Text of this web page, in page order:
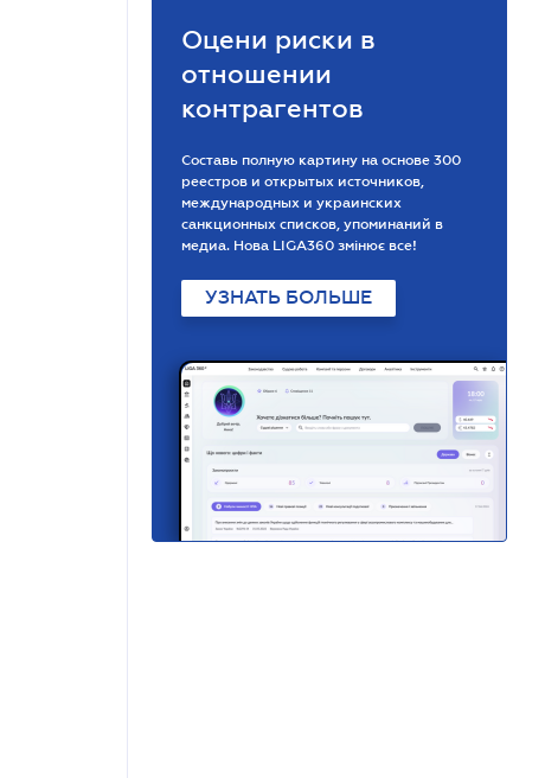
Оцени риски в
отношении
контрагентов
Составь полную картину на основе 300
реестров и открытых источников,
международных и украинских
санкционных списков, упоминаний в
медиа. Нова LIGA360 змінює все!
УЗНАТЬ БОЛЬШЕ